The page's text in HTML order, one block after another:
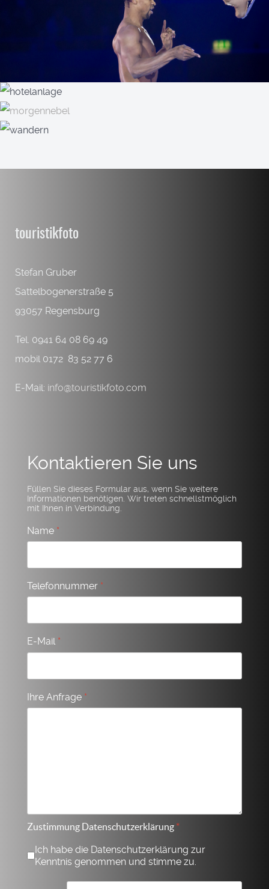
touristikfoto
Stefan Gruber
Sattelbogenerstraße 5
93057 Regensburg
Tel. 0941 64 08 69 49
mobil 0172 83 52 77 6
E-Mail: info@touristikfoto.com
Kontaktieren Sie uns
Füllen Sie dieses Formular aus, wenn Sie weitere
Informationen benötigen. Wir treten schnellstmöglich
mit Ihnen in Verbindung.
Name *
Telefonnummer *
E-Mail *
Ihre Anfrage *
Zustimmung Datenschutzerklärung *
Ich habe die Datenschutzerklärung zur
Kenntnis genommen und stimme zu.